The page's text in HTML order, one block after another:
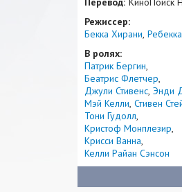
Режиссер:
Бекка Хирани
В ролях:
Патрик Бергин
Беатрис Флетчер
Джули Стивенс Энди
Мэй Келли Стивен
Тони Гудолл
Кристоф Монплезир
Крисси Ванна
Келли Райан Сэнсон